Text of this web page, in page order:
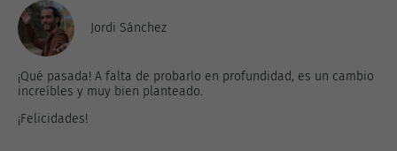
Jordi Sánchez
¡Qué pasada! A falta de probarlo en profundidad, es un cambio
increíbles y muy bien planteado.
¡Felicidades!